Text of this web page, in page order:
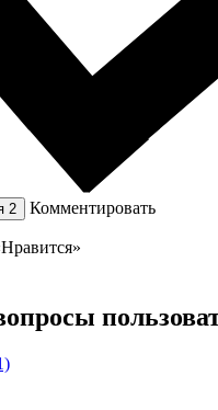
2 Комментировать